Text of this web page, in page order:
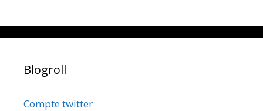
Blogroll
Compte twitter